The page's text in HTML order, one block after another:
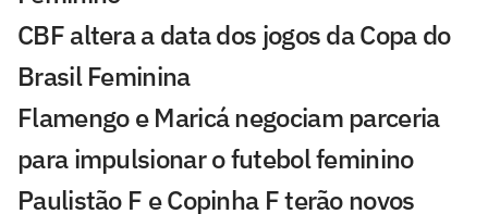
CBF altera a data dos jogos da Copa do
Brasil Feminina
Flamengo e Maricá negociam parceria
para impulsionar o futebol feminino
Paulistão F e Copinha F terão novos